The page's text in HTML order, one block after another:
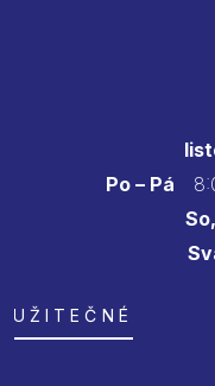
Po – Pá
UŽITEČNÉ